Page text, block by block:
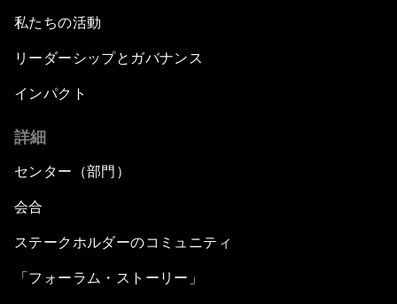
私たちの活動
リーダーシップとガバナンス
インパクト
詳細
センター（部門）
会合
ステークホルダーのコミュニティ
「フォーラム・ストーリー」